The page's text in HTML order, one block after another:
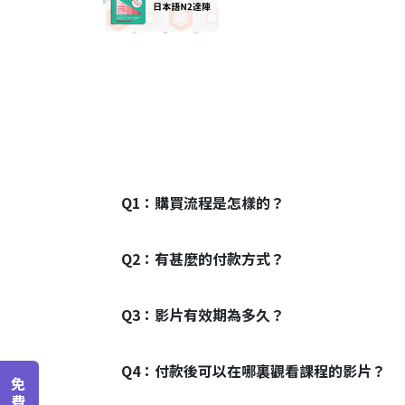
Q1： 購買流程是怎樣的？
Q2： 有甚麼的付款方式？
Q3： 影片有效期為多久？
Q4： 付款後可以在哪裏觀看課程的影片？
免